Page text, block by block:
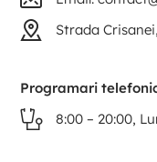
Strada
Programari
8:00 – 20:00,